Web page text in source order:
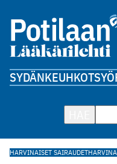
SYDÄNKEUHKOT
HARVINAISET SAIRAUDET